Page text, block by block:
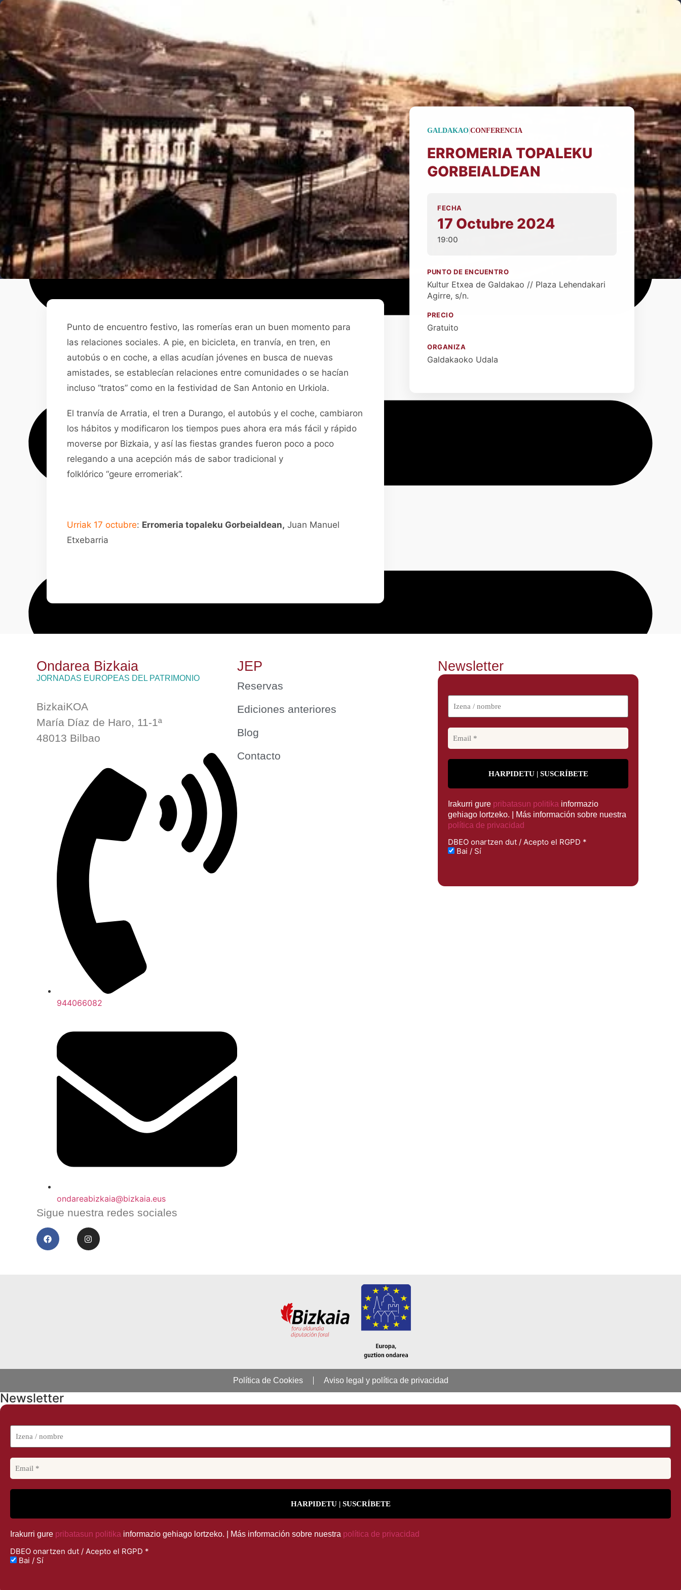
Ondarea Bizkaia
Reservas Newsletter Ediciones anteriores
Reservas Ediciones anteriores Blog Contacto
Reservas
Ediciones anteriores
Contacto
Punto de encuentro festivo, las romerías eran un buen momento para
las relaciones sociales. A pie, en bicicleta, en tranvía, en tren, en
autobús o en coche, a ellas acudían jóvenes en busca de nuevas
amistades, se establecían relaciones entre comunidades o se hacían
incluso “tratos” como en la festividad de San Antonio en Urkiola.
El tranvía de Arratia, el tren a Durango, el autobús y el coche, cambiaron
los hábitos y modificaron los tiempos pues ahora era más fácil y rápido
moverse por Bizkaia, y así las fiestas grandes fueron poco a poco
relegando a una acepción más de sabor tradicional y
folklórico “geure erromeriak”.
Urriak 17 octubre: Erromeria topaleku Gorbeialdean, Juan Manuel
Etxebarria
GALDAKAO|CONFERENCIA
ERROMERIA TOPALEKU
GORBEIALDEAN
FECHA
17 Octubre 2024
19:00
PUNTO DE ENCUENTRO
Kultur Etxea de Galdakao // Plaza Lehendakari
Agirre, s/n.
PRECIO
Gratuito
ORGANIZA
Galdakaoko Udala
Ondarea Bizkaia
JORNADAS EUROPEAS DEL PATRIMONIO
BizkaiKOA
María Díaz de Haro, 11-1ª
48013 Bilbao
944066082
ondareabizkaia@bizkaia.eus
Sigue nuestra redes sociales
JEP
Reservas
Ediciones anteriores
Blog
Contacto
Newsletter
Irakurri gure pribatasun politika informazio
gehiago lortzeko. | Más información sobre nuestra
política de privacidad
DBEO onartzen dut / Acepto el RGPD *
Bai / Sí
Política de Cookies Aviso legal y política de privacidad
Newsletter
Irakurri gure pribatasun politika informazio gehiago lortzeko. | Más información sobre nuestra política de privacidad
DBEO onartzen dut / Acepto el RGPD *
Bai / Sí